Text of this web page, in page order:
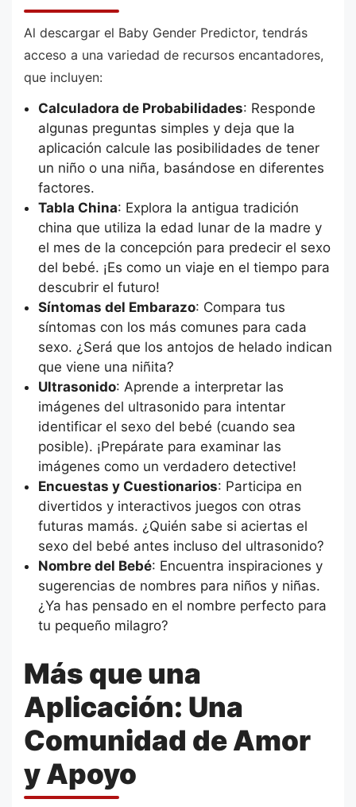
Al descargar el Baby Gender Predictor, tendrás
acceso a una variedad de recursos encantadores,
que incluyen:
Calculadora de Probabilidades: Responde
algunas preguntas simples y deja que la
aplicación calcule las posibilidades de tener
un niño o una niña, basándose en diferentes
factores.
Tabla China: Explora la antigua tradición
china que utiliza la edad lunar de la madre y
el mes de la concepción para predecir el sexo
del bebé. ¡Es como un viaje en el tiempo para
descubrir el futuro!
Síntomas del Embarazo: Compara tus
síntomas con los más comunes para cada
sexo. ¿Será que los antojos de helado indican
que viene una niñita?
Ultrasonido: Aprende a interpretar las
imágenes del ultrasonido para intentar
identificar el sexo del bebé (cuando sea
posible). ¡Prepárate para examinar las
imágenes como un verdadero detective!
Encuestas y Cuestionarios: Participa en
divertidos y interactivos juegos con otras
futuras mamás. ¿Quién sabe si aciertas el
sexo del bebé antes incluso del ultrasonido?
Nombre del Bebé: Encuentra inspiraciones y
sugerencias de nombres para niños y niñas.
¿Ya has pensado en el nombre perfecto para
tu pequeño milagro?
Más que una
Aplicación: Una
Comunidad de Amor
y Apoyo